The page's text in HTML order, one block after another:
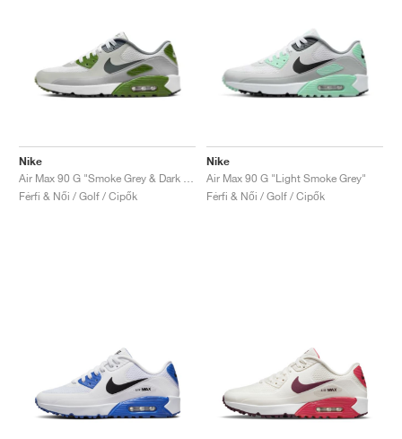
Nike
Férfi & Női / Golf / Cipők
Nike
Air Max 90 G "Light Smoke Grey"
Férfi & Női / Golf / Cipők